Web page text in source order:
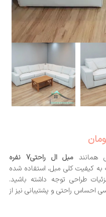
همانند
مبل ال راحتی7 نفره
کیفیت کلی مبل، استفاده شده
طراحی توجه داشته باشید.
احساس راحتی و پشتیبانی نیز از